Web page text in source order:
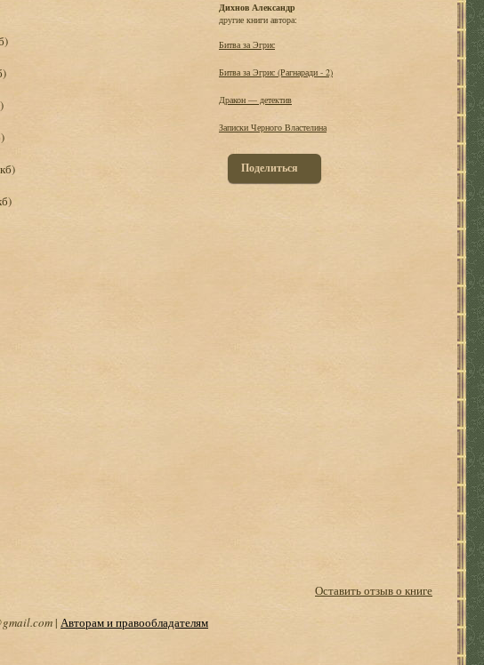
Дихнов Александр
другие книги автора:
Битва за Эгрис
Битва за Эгрис (Рагнаради - 2)
Дракон — детектив
Записки Черного Властелина
Поделиться
Оставить отзыв о книге
| Авторам и правообладателям